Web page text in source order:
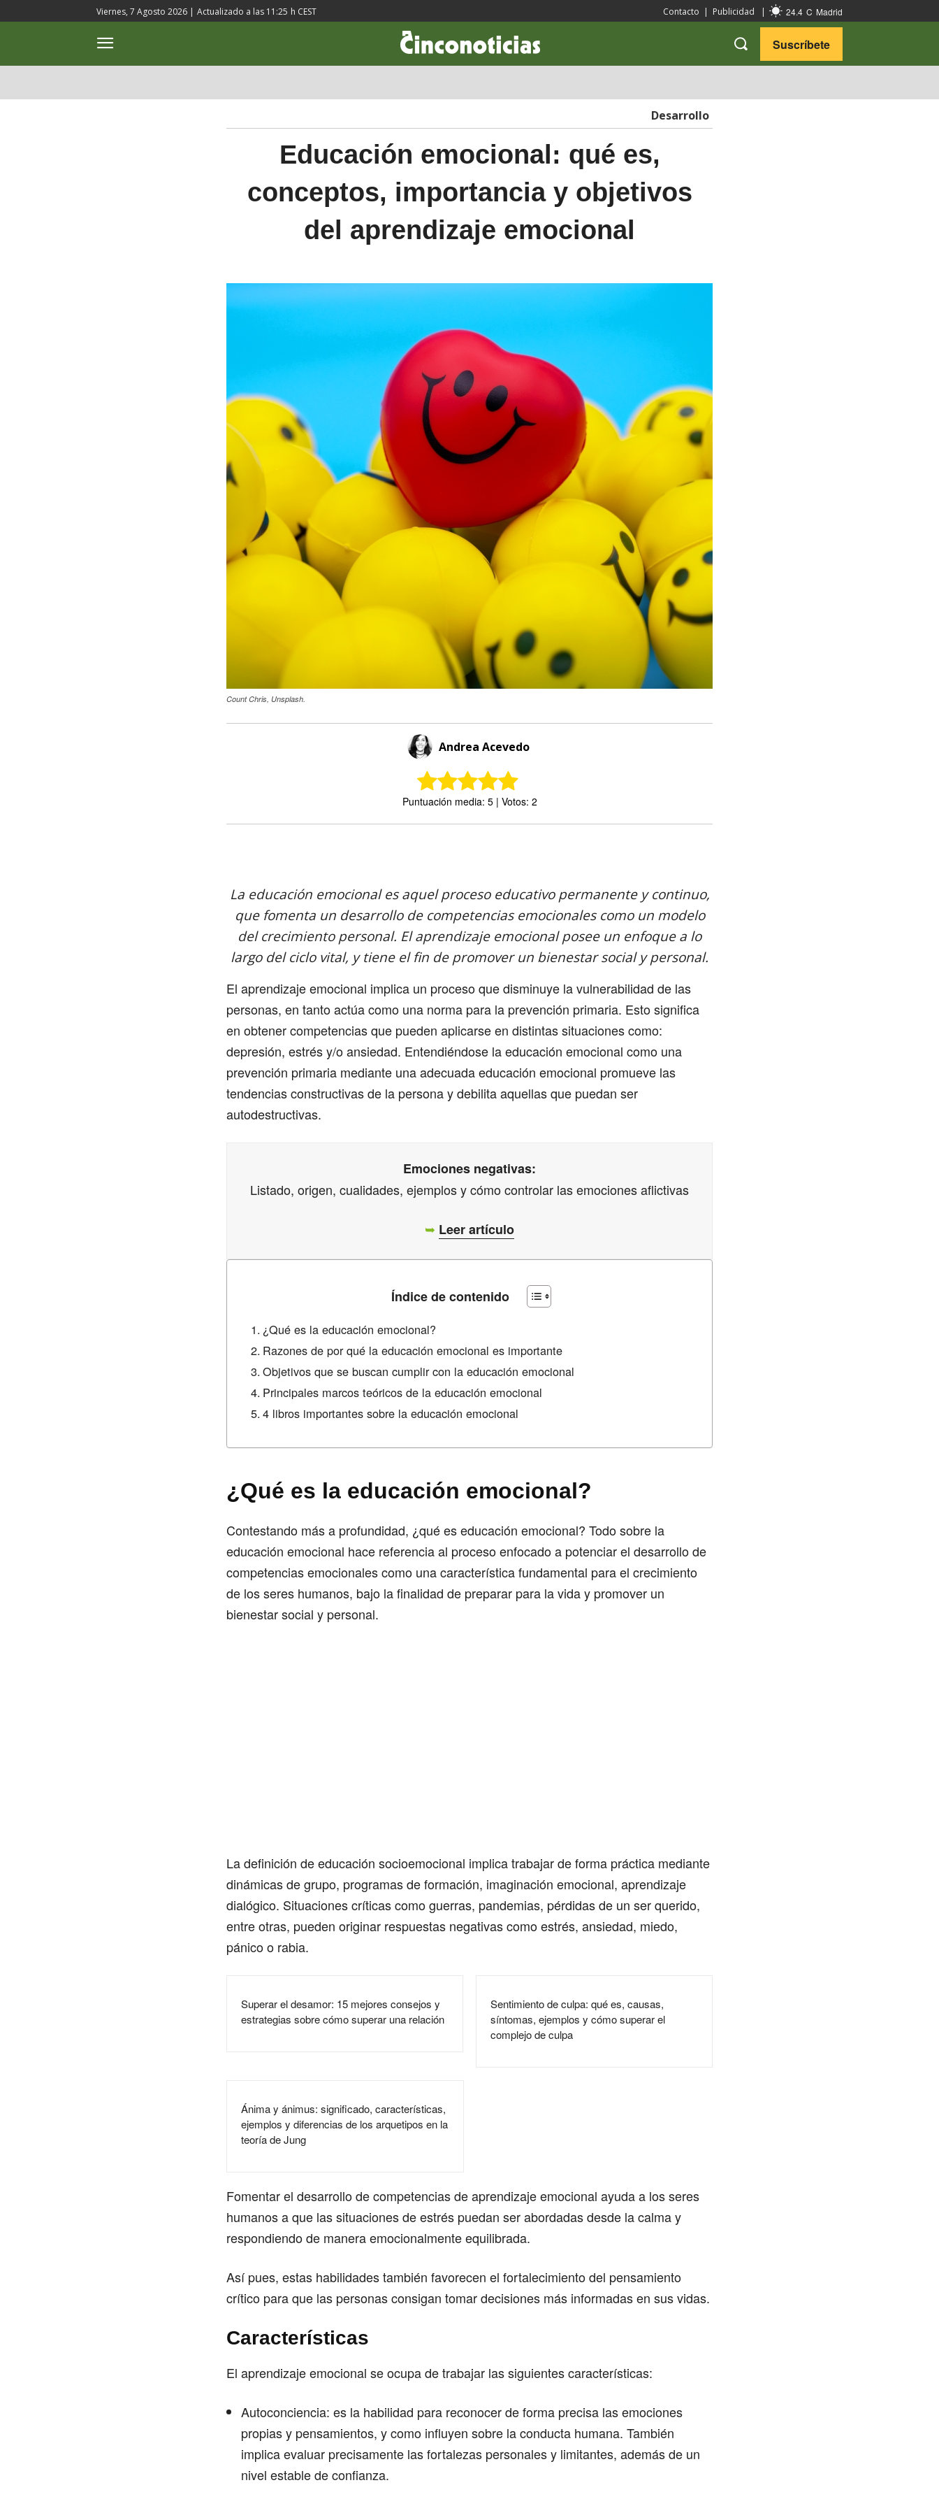
Viernes, 7 Agosto 2026 | Actualizado a las 11:25 h CEST Contacto | Publicidad | 24.4 C Madrid
Suscríbete
Desarrollo
Educación emocional: qué es,
conceptos, importancia y objetivos
del aprendizaje emocional
Count Chris, Unsplash.
Andrea Acevedo
Puntuación media: 5 | Votos: 2
La educación emocional es aquel proceso educativo permanente y continuo,
que fomenta un desarrollo de competencias emocionales como un modelo
del crecimiento personal. El aprendizaje emocional posee un enfoque a lo
largo del ciclo vital, y tiene el fin de promover un bienestar social y personal.
El aprendizaje emocional implica un proceso que disminuye la vulnerabilidad de las
personas, en tanto actúa como una norma para la prevención primaria. Esto significa
en obtener competencias que pueden aplicarse en distintas situaciones como:
depresión, estrés y/o ansiedad. Entendiéndose la educación emocional como una
prevención primaria mediante una adecuada educación emocional promueve las
tendencias constructivas de la persona y debilita aquellas que puedan ser
autodestructivas.
Emociones negativas:
Listado, origen, cualidades, ejemplos y cómo controlar las emociones aflictivas
➥ Leer artículo
Índice de contenido
¿Qué es la educación emocional?
Razones de por qué la educación emocional es importante
Objetivos que se buscan cumplir con la educación emocional
Principales marcos teóricos de la educación emocional
4 libros importantes sobre la educación emocional
¿Qué es la educación emocional?
Contestando más a profundidad, ¿qué es educación emocional? Todo sobre la
educación emocional hace referencia al proceso enfocado a potenciar el desarrollo de
competencias emocionales como una característica fundamental para el crecimiento
de los seres humanos, bajo la finalidad de preparar para la vida y promover un
bienestar social y personal.
La definición de educación socioemocional implica trabajar de forma práctica mediante
dinámicas de grupo, programas de formación, imaginación emocional, aprendizaje
dialógico. Situaciones críticas como guerras, pandemias, pérdidas de un ser querido,
entre otras, pueden originar respuestas negativas como estrés, ansiedad, miedo,
pánico o rabia.
Superar el desamor: 15 mejores consejos y
estrategias sobre cómo superar una relación
Sentimiento de culpa: qué es, causas,
síntomas, ejemplos y cómo superar el
complejo de culpa
Ánima y ánimus: significado, características,
ejemplos y diferencias de los arquetipos en la
teoría de Jung
Fomentar el desarrollo de competencias de aprendizaje emocional ayuda a los seres
humanos a que las situaciones de estrés puedan ser abordadas desde la calma y
respondiendo de manera emocionalmente equilibrada.
Así pues, estas habilidades también favorecen el fortalecimiento del pensamiento
crítico para que las personas consigan tomar decisiones más informadas en sus vidas.
Características
El aprendizaje emocional se ocupa de trabajar las siguientes características:
Autoconciencia: es la habilidad para reconocer de forma precisa las emociones
propias y pensamientos, y como influyen sobre la conducta humana. También
implica evaluar precisamente las fortalezas personales y limitantes, además de un
nivel estable de confianza.